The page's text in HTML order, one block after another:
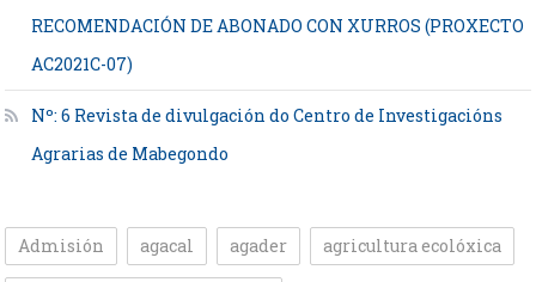
RECOMENDACIÓN DE ABONADO CON XURROS (PROXECTO
AC2021C-07)
Nº: 6 Revista de divulgación do Centro de Investigacións
Agrarias de Mabegondo
Admisión agacal agader agricultura ecolóxica